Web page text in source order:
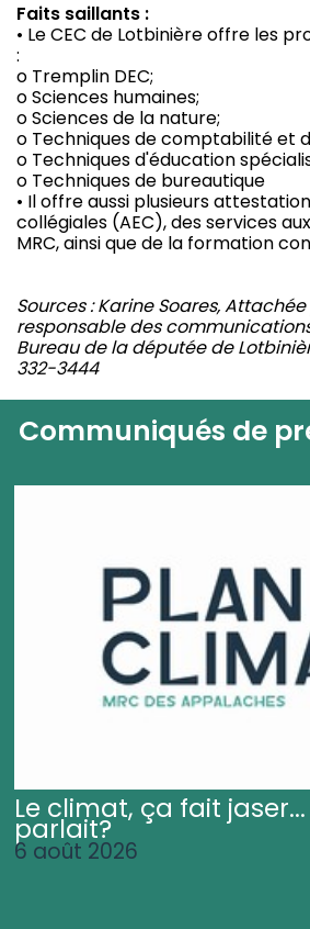
Faits saillants :
• Le CEC de Lotbinière offre les
:
o Tremplin DEC;
o Sciences humaines;
o Sciences de la nature;
o Techniques de comptabilité et
o Techniques d'éducation
o Techniques de bureautique
• Il offre aussi plusieurs
collégiales (AEC), des services
MRC, ainsi que de la formation
Sources : Karine Soares,
responsable des
Bureau de la députée de
332-3444
Communiqués de
Le climat, ça fait
parlait?
6 août 2026